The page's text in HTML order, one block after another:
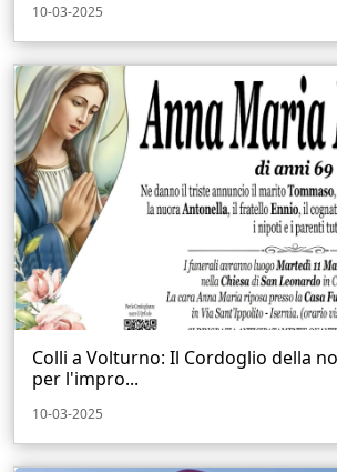
10-03-2025
Colli a Volturno: Il Cordoglio della
per l'impro...
10-03-2025